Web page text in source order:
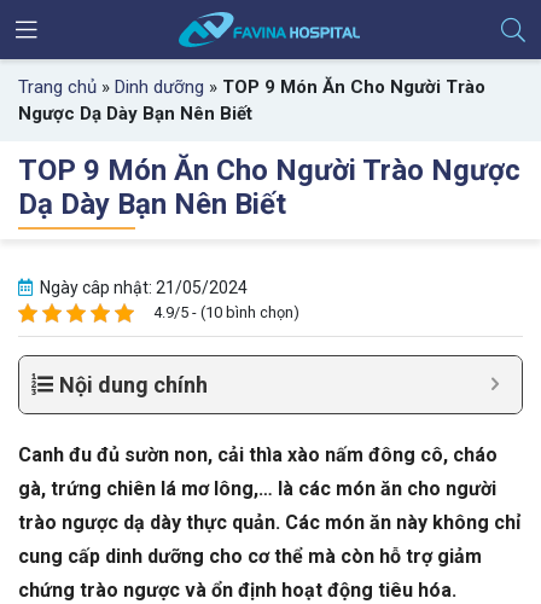
Trang chủ » Dinh dưỡng » TOP 9 Món Ăn Cho Người Trào
Ngược Dạ Dày Bạn Nên Biết
TOP 9 Món Ăn Cho Người Trào Ngược
Dạ Dày Bạn Nên Biết
Ngày câp nhật: 21/05/2024
4.9/5 - (10 bình chọn)
Nội dung chính
Canh đu đủ sườn non, cải thìa xào nấm đông cô, cháo
gà, trứng chiên lá mơ lông,… là các món ăn cho người
trào ngược dạ dày thực quản. Các món ăn này không chỉ
cung cấp dinh dưỡng cho cơ thể mà còn hỗ trợ giảm
chứng trào ngược và ổn định hoạt động tiêu hóa.